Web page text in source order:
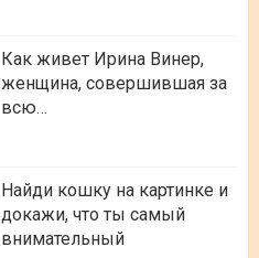
Как живет Ирина Винер,
женщина, совершившая за
всю…
Найди кошку на картинке и
докажи, что ты самый
внимательный